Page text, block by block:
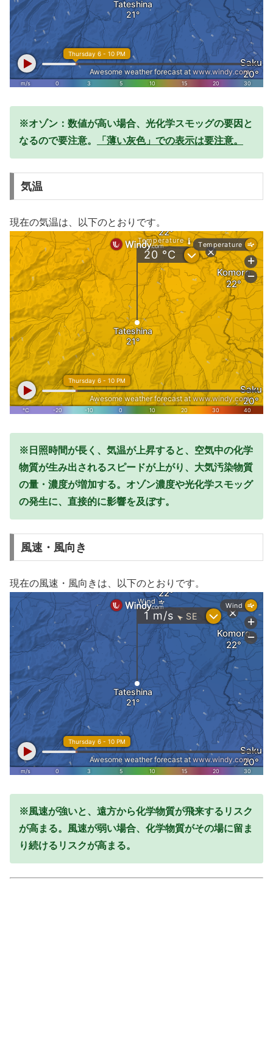
※オゾン：数値が高い場合、光化学スモッグの要因と
なるので要注意。
「薄い灰色」での表示は要注意。
気温
現在の気温は、以下のとおりです。
※日照時間が長く、気温が上昇すると、空気中の化学
物質が生み出されるスピードが上がり、大気汚染物質
の量・濃度が増加する。オゾン濃度や光化学スモッグ
の発生に、直接的に影響を及ぼす。
風速・風向き
現在の風速・風向きは、以下のとおりです。
※風速が強いと、遠方から化学物質が飛来するリスク
が高まる。風速が弱い場合、化学物質がその場に留ま
り続けるリスクが高まる。